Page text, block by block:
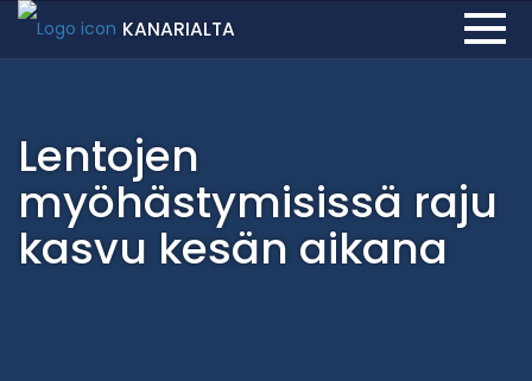
KANARIALTA
Lentojen
myöhästymisissä raju
kasvu kesän aikana